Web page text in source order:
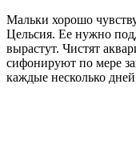
Мальки хорошо
Цельсия. Ее нужно
вырастут. Чистят
сифонируют по мере
каждые несколько